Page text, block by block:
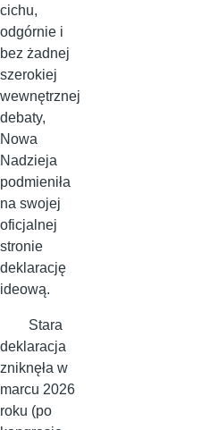
cichu,
odgórnie i
bez żadnej
szerokiej
wewnętrznej
debaty,
Nowa
Nadzieja
podmieniła
na swojej
oficjalnej
stronie
deklarację
ideową.
Stara
deklaracja
zniknęła w
marcu 2026
roku (po